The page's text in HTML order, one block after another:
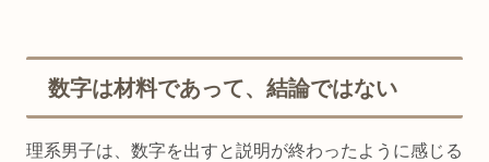
数字は材料であって、結論ではない
理系男子は、数字を出すと説明が終わったように感じる